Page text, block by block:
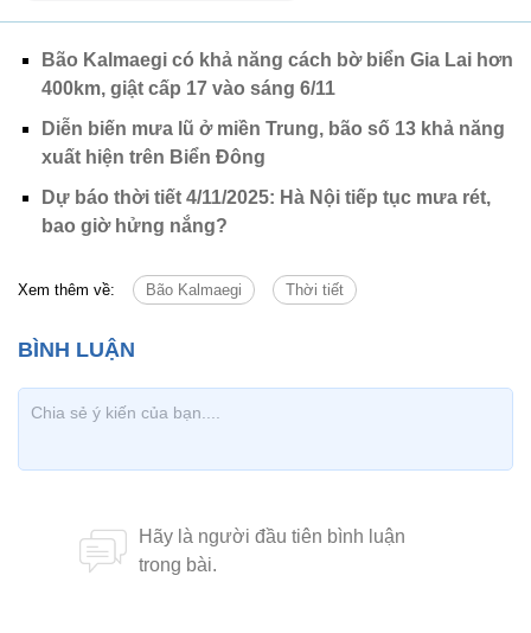
Bão Kalmaegi có khả năng cách bờ biển Gia Lai hơn
400km, giật cấp 17 vào sáng 6/11
Diễn biến mưa lũ ở miền Trung, bão số 13 khả năng
xuất hiện trên Biển Đông
Dự báo thời tiết 4/11/2025: Hà Nội tiếp tục mưa rét,
bao giờ hửng nắng?
Xem thêm về: Bão Kalmaegi Thời tiết